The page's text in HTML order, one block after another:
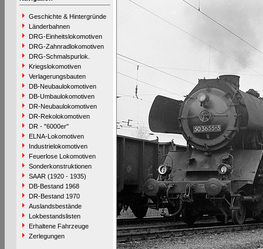
Geschichte & Hintergründe
Länderbahnen
DRG-Einheitslokomotiven
DRG-Zahnradlokomotiven
DRG-Schmalspurlok.
Kriegslokomotiven
Verlagerungsbauten
DB-Neubaulokomotiven
DB-Umbaulokomotiven
DR-Neubaulokomotiven
DR-Rekolokomotiven
DR - "6000er"
ELNA-Lokomotiven
Industrielokomotiven
Feuerlose Lokomotiven
Sonderkonstruktionen
SAAR (1920 - 1935)
DB-Bestand 1968
DR-Bestand 1970
Auslandsbestände
Lokbestandslisten
Erhaltene Fahrzeuge
Zerlegungen